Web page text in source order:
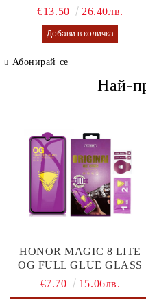
калъф Lusi case
€13.50 26.40лв.
Абонирай се
Най-
HONOR MAGIC 8 LITE
OG FULL GLUE GLASS
€7.70
15.06лв.